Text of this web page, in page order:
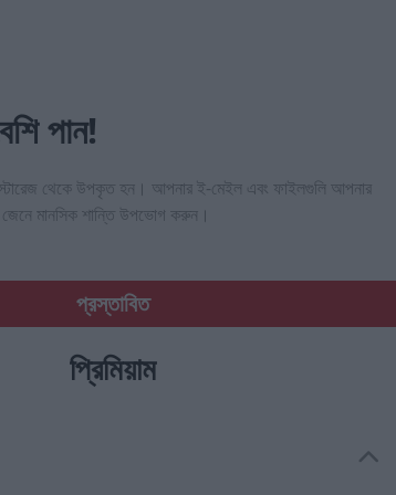
পান!
থেকে উপকৃত হন। আপনার ই-মেইল এবং ফাইলগুলি আপনার
জেনে মানসিক শান্তি উপভোগ করুন।
প্রস্তাবিত
প্রিমিয়াম